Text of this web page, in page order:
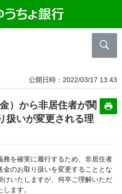
公開日時 2022/03/17 13:43
）から非居住者が関
扱いが変更される理
務を確実に履行するため、非居住者
金のお取り扱いを変更することとな
けいたしますが、何卒ご理解いただ
ます。